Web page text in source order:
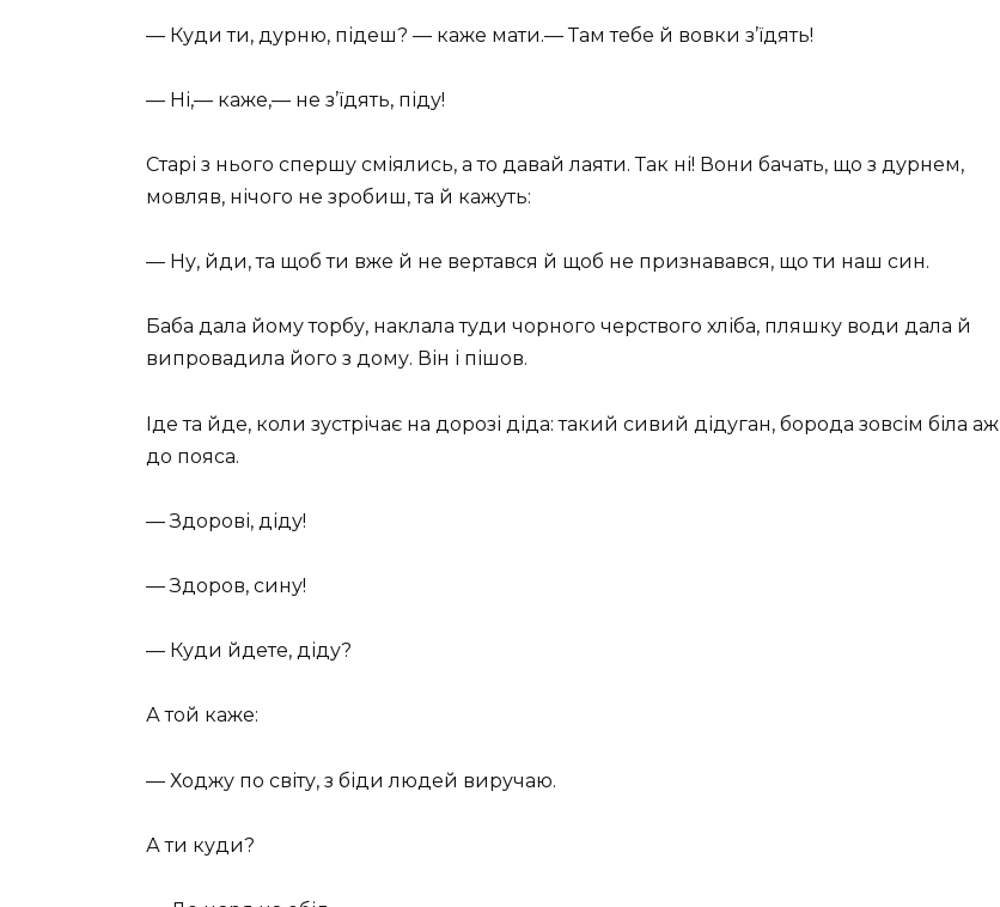
— Куди ти, дурню, підеш? — каже мати.— Там тебе й вовки з’їдять!
— Ні,— каже,— не з’їдять, піду!
Старі з нього спершу сміялись, а то давай лаяти. Так ні! Вони бачать, що з дурнем,
мовляв, нічого не зробиш, та й кажуть:
— Ну, йди, та щоб ти вже й не вертався й щоб не признавався, що ти наш син.
Баба дала йому торбу, наклала туди чорного черствого хліба, пляшку води дала й
випровадила його з дому. Він і пішов.
Іде та йде, коли зустрічає на дорозі діда: такий сивий дідуган, борода зовсім біла аж
до пояса.
— Здорові, діду!
— Здоров, сину!
— Куди йдете, діду?
А той каже:
— Ходжу по світу, з біди людей виручаю.
А ти куди?